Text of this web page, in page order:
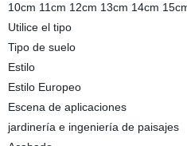
10cm 11cm 12cm 13cm 14cm
Utilice el tipo
Tipo de suelo
Estilo
Estilo Europeo
Escena de aplicaciones
jardinería e ingeniería de paisajes